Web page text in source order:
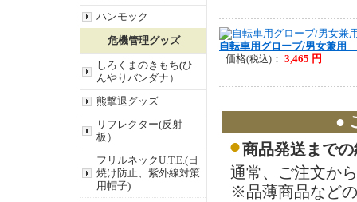
ハンモック
危機管理グッズ
しろくまのきもち(ひ
んやりバンダナ）
熊撃退グッズ
リフレクター(反射
板）
フリルネックU.T.E.(日
焼け防止、紫外線対策
用帽子)
自転車用グローブ/男女兼用
価格(税込) ： 3,465 円
●
商品発送まで
通常、ご注文か
※品薄商品など